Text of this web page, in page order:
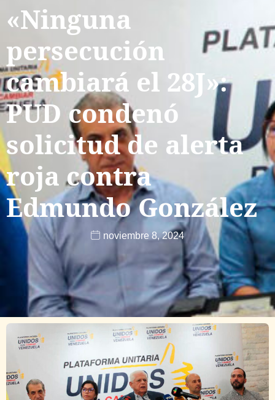
«Ninguna
persecución
cambiará el 28J»:
PUD condenó
solicitud de alerta
roja contra
Edmundo González
noviembre 8, 2024